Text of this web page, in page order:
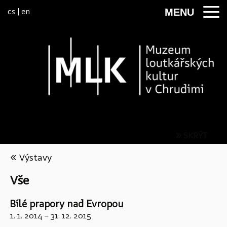
MENU
cs | en
« Výstavy
Vše
Bílé prapory nad Evropou
1. 1. 2014 – 31. 12. 2015